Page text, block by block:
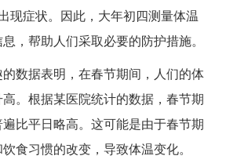
现症状。因此，大年初四测量体温
，帮助人们采取必要的防护措施。
数据表明，在春节期间，人们的体
。根据某医院统计的数据，春节期
比平日略高。这可能是由于春节期
食习惯的改变，导致体温变化。